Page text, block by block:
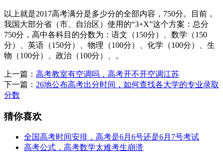
以上就是2017高考满分是多少分的全部内容，750分。目前，
我国大部分省（市、自治区）使用的“3+X”这个方案：总分
750分，高中各科目的分数为：语文（150分）、数学（150
分）、英语（150分）、物理（100分）、化学（100分）、生
物（100分）、政治（100分）、。
上一篇： 高考教室有空调吗，高考开不开空调江苏
下一篇： 26地公布高考出分时间，如何查找各大学的专业录取
分数
猜你喜欢
全国高考时间安排，高考是6月6号还是6月7号考试
高考公式，高考数学太难考生崩溃